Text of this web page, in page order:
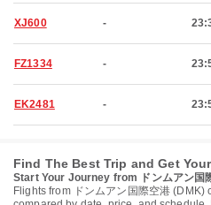
XJ600 -
FZ1334 -
EK2481 -
Find The Best Trip and Get
Start Your Journey from ドンムアン国
Flights from ドンムアン国際空港